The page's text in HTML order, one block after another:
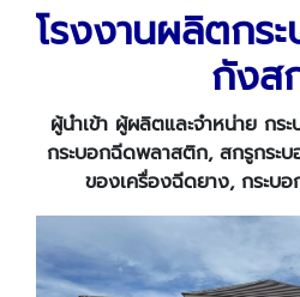
โรงงานผลิตกร
กังส
ผู้นำเข้า ผู้ผลิตและจำหน่าย ก
กระบอกฉีดพลาสติก, สกรูกระ
ของเครื่องฉีดยาง, กระบ